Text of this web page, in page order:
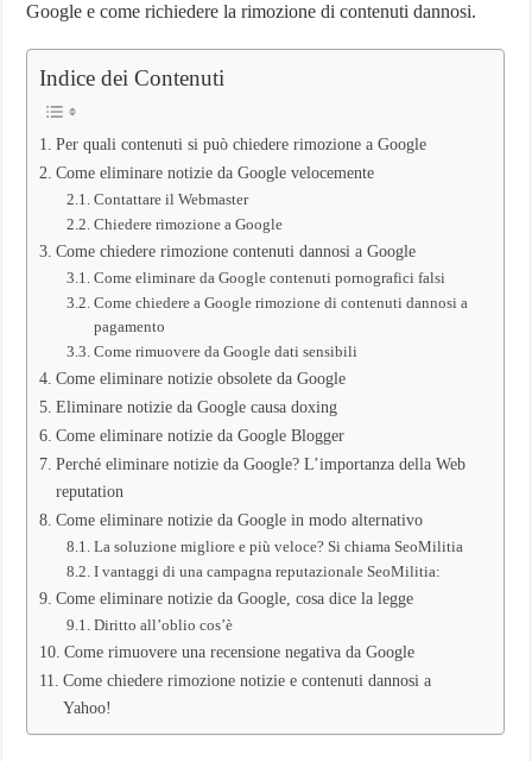
Google e come richiedere la rimozione di contenuti dannosi.
Indice dei Contenuti
Per quali contenuti si può chiedere rimozione a Google
Come eliminare notizie da Google velocemente
Contattare il Webmaster
Chiedere rimozione a Google
Come chiedere rimozione contenuti dannosi a Google
Come eliminare da Google contenuti pornografici falsi
Come chiedere a Google rimozione di contenuti dannosi a
pagamento
Come rimuovere da Google dati sensibili
Come eliminare notizie obsolete da Google
Eliminare notizie da Google causa doxing
Come eliminare notizie da Google Blogger
Perché eliminare notizie da Google? L’importanza della Web
reputation
Come eliminare notizie da Google in modo alternativo
La soluzione migliore e più veloce? Si chiama SeoMilitia
I vantaggi di una campagna reputazionale SeoMilitia:
Come eliminare notizie da Google, cosa dice la legge
Diritto all’oblio cos’è
Come rimuovere una recensione negativa da Google
Come chiedere rimozione notizie e contenuti dannosi a
Yahoo!